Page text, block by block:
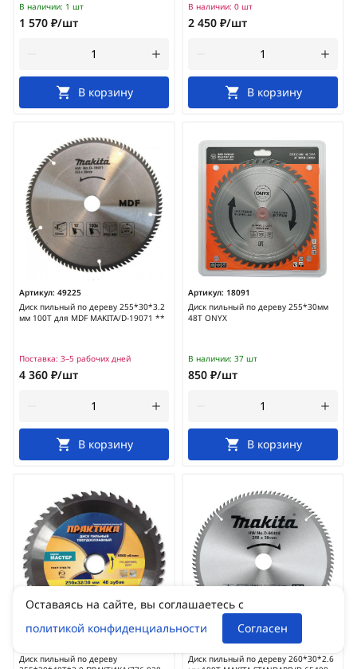
В наличии: 1 шт
1 570 ₽/шт
В корзину
В наличии: 0 шт
2 450 ₽/шт
В корзину
Артикул: 49225
Диск пильный по дереву 255*30*3.2
мм 100Т для MDF MAKITA/D-19071 **
Поставка: 3–5 рабочих дней
4 360 ₽/шт
В корзину
Артикул: 18091
Диск пильный по дереву 255*30мм
48Т ONYX
В наличии: 37 шт
850 ₽/шт
В корзину
Диск пильный по дереву
Артикул: 32531
Диск пильный по дереву 260*30*2.6
Оставаясь на сайте, вы соглашаетесь с
политикой конфиденциальности
Согласен